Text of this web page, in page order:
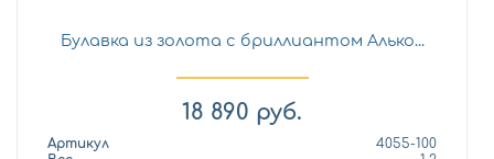
Булавка из золота с бриллиантом Алько...
18 890 руб.
Артикул
4055-100